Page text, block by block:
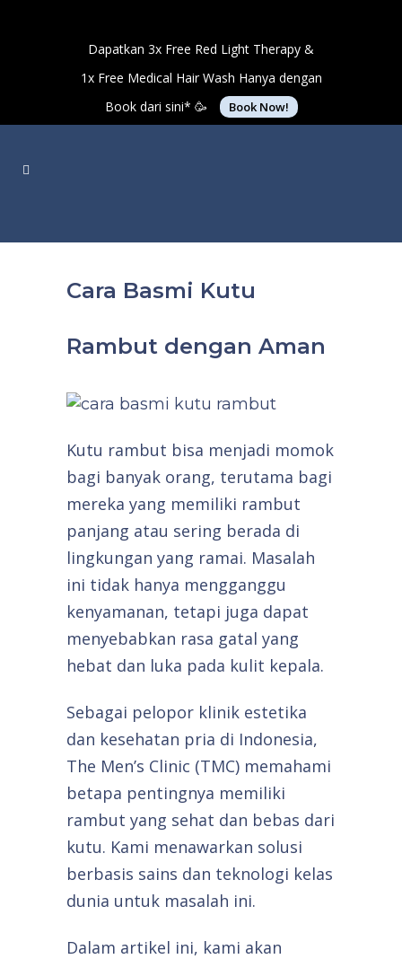
Dapatkan 3x Free Red Light Therapy &
1x Free Medical Hair Wash Hanya dengan
Book dari sini* 🥳
Book Now!
Cara Basmi Kutu
Rambut dengan Aman
Kutu rambut bisa menjadi momok
bagi banyak orang, terutama bagi
mereka yang memiliki rambut
panjang atau sering berada di
lingkungan yang ramai. Masalah
ini tidak hanya mengganggu
kenyamanan, tetapi juga dapat
menyebabkan rasa gatal yang
hebat dan luka pada kulit kepala.
Sebagai pelopor klinik estetika
dan kesehatan pria di Indonesia,
The Men’s Clinic (TMC) memahami
betapa pentingnya memiliki
rambut yang sehat dan bebas dari
kutu. Kami menawarkan solusi
berbasis sains dan teknologi kelas
dunia untuk masalah ini.
Dalam artikel ini, kami akan